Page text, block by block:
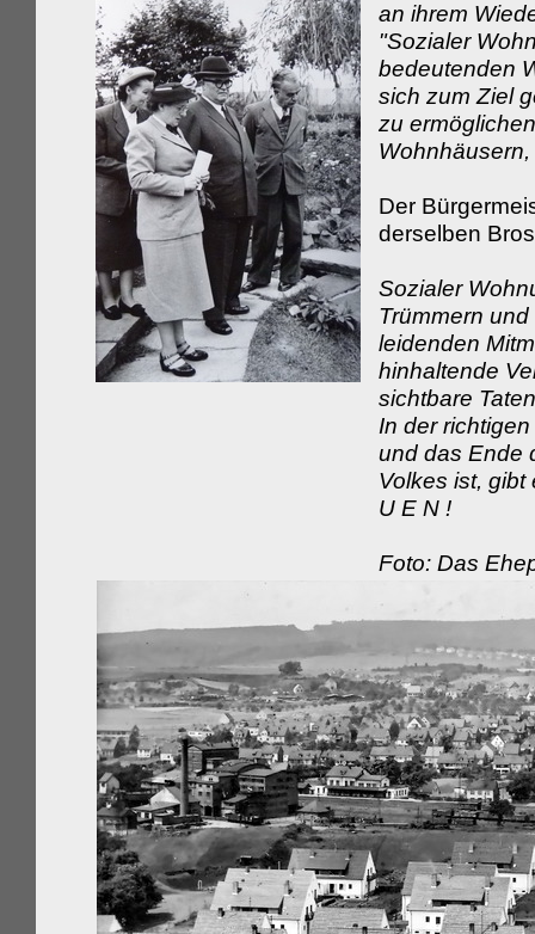
an ihrem
"Sozialer
bedeutenden
sich zum Ziel
zu
Der
derselben
Sozialer
Trümmern
leidenden
hinhaltende
sichtbare
In der
und das Ende
Volkes ist,
U E N !
Foto: Das